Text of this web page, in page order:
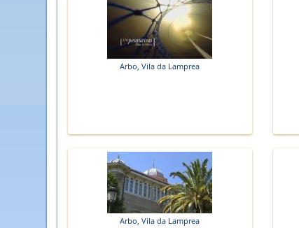
Arbo, Vila da Lamprea
Arbo, Vila da Lamprea